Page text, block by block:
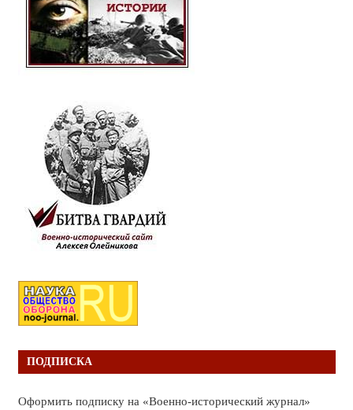
ПОДПИСКА
Оформить подписку на «Военно-исторический журнал»